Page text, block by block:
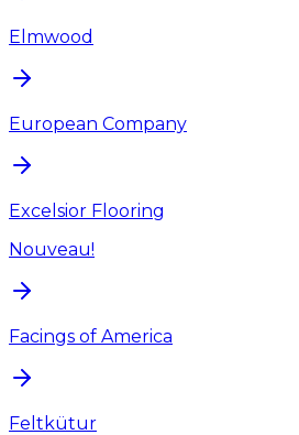
Elmwood
European Company
Excelsior Flooring
Nouveau!
Facings of America
Feltkütur